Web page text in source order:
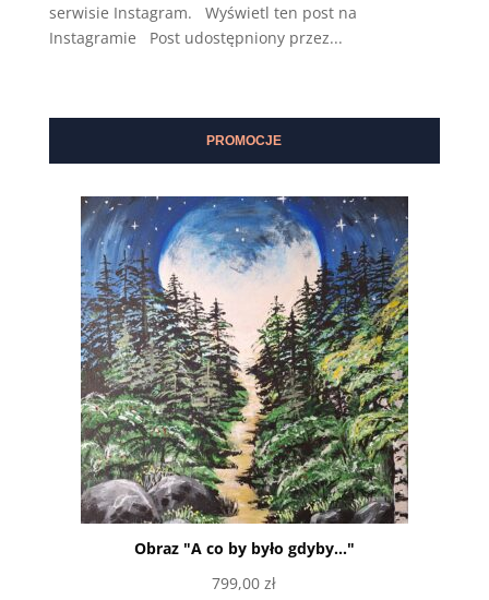
serwisie Instagram. Wyświetl ten post na
Instagramie Post udostępniony przez...
PROMOCJE
Obraz "A co by było gdyby..."
799,00zł